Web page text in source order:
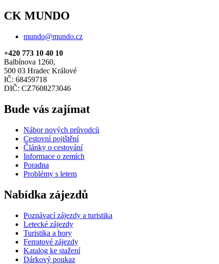
CK MUNDO
mundo@mundo.cz
+420 773 10 40 10
Balbínova 1260,
500 03 Hradec Králové
IČ: 68459718
DIČ: CZ7608273046
Bude vás zajímat
Nábor nových průvodců
Cestovní pojištění
Články o cestování
Informace o zemích
Poradna
Problémy s letem
Nabídka zájezdů
Poznávací zájezdy a turistika
Letecké zájezdy
Turistika a hory
Ferratové zájezdy
Katalog ke stažení
Dárkový poukaz